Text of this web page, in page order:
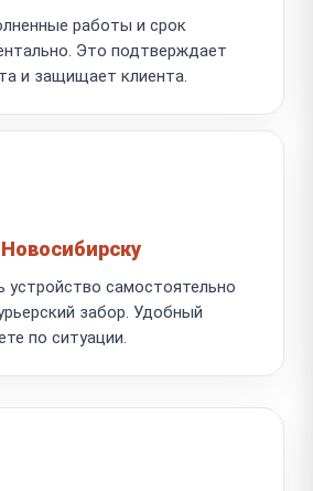
работы и срок
Это подтверждает
и защищает клиента.
самостоятельно
забор. Удобный
по ситуации.